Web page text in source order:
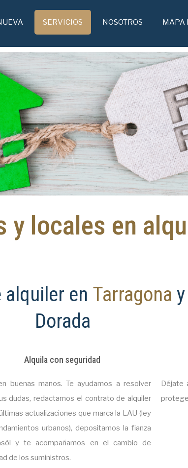
OBRA NUEVA SERVICIOS NOSOTROS
SERVICIOS NOSOTROS MAPA
y locales en
alquiler en Tarragona
Dorada
Alquila con seguridad
buenas manos. Te ayudamos a resolver
dudas, redactamos el contrato de alquiler
actualizaciones que marca la LAU (ley
urbanos), depositamos la fianza
y te acompañamos en el cambio de
de los suministros.
Déjate